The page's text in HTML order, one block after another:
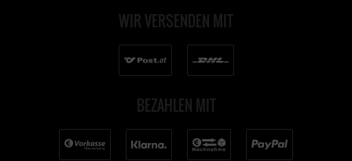
WIR VERSENDEN MIT
BEZAHLEN MIT